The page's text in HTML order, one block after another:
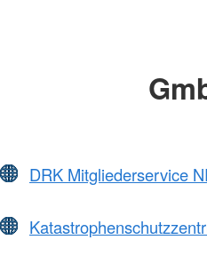
DRK Mitgliederservice